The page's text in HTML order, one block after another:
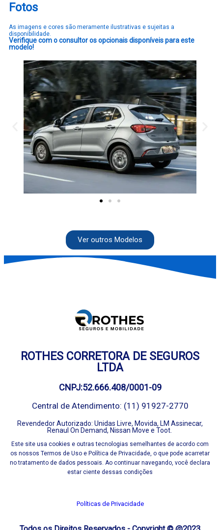
Fotos
As imagens e cores são meramente ilustrativas e sujeitas a
disponibilidade.
Verifique com o consultor os opcionais disponíveis para este
modelo!
Ver outros Modelos
ROTHES CORRETORA DE SEGUROS
LTDA
CNPJ:52.666.408/0001-09
Central de Atendimento: (11) 91927-2770
Revendedor Autorizado: Unidas Livre, Movida, LM Assinecar,
Renaul On Demand, Nissan Move e Toot.
Este site usa cookies e outras tecnologias semelhantes de acordo com
os nossos Termos de Uso e Política de Privacidade, o que pode acarretar
no tratamento de dados pessoais. Ao continuar navegando, você declara
estar ciente dessas condições
Políticas de Privacidade